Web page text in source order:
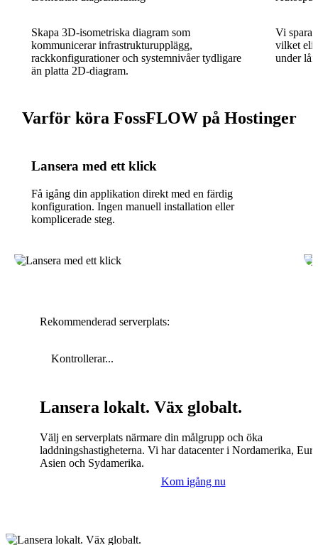
Skapa 3D-isometriska diagram som
kommunicerar infrastrukturupplägg,
rackkonfigurationer och systemnivåer tydligare
än platta 2D-diagram.
Vi sparar
vilket
under
Varför köra FossFLOW på Hostinger
Lansera med ett klick
Få igång din applikation direkt med en färdig
konfiguration. Ingen manuell installation eller
komplicerade steg.
Rekommenderad serverplats:
Kontrollerar...
Lansera lokalt. Väx globalt.
Välj en serverplats närmare din målgrupp och öka
laddningshastigheterna. Vi har datacenter i Nordamerika,
Asien och Sydamerika.
Kom igång nu